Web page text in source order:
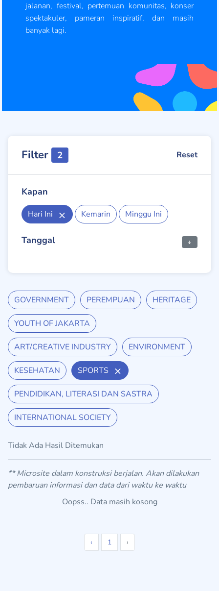
jalanan, festival, pertemuan komunitas, konser
spektakuler, pameran inspiratif, dan masih
banyak lagi.
Filter 2 Reset
Kapan
Hari Ini Kemarin Minggu Ini
Tanggal
GOVERNMENT PEREMPUAN HERITAGE
YOUTH OF JAKARTA
ART/CREATIVE INDUSTRY ENVIRONMENT
KESEHATAN SPORTS
PENDIDIKAN, LITERASI DAN SASTRA
INTERNATIONAL SOCIETY
Tidak Ada Hasil Ditemukan
** Microsite dalam konstruksi berjalan. Akan dilakukan
pembaruan informasi dan data dari waktu ke waktu
Oopss.. Data masih kosong
‹ 1 ›